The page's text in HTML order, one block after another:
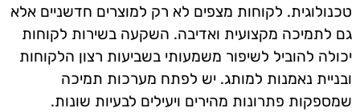
טכנולוגית. לקוחות מצפים לא רק למוצרים חדשניים אלא
גם לתמיכה מקצועית ואדיבה. השקעה בשירות לקוחות
יכולה להוביל לשיפור משמעותי בשביעות רצון הלקוחות
ובניית נאמנות למותג. יש לפתח מערכות תמיכה
שמספקות פתרונות מהירים ויעילים לבעיות שונות.